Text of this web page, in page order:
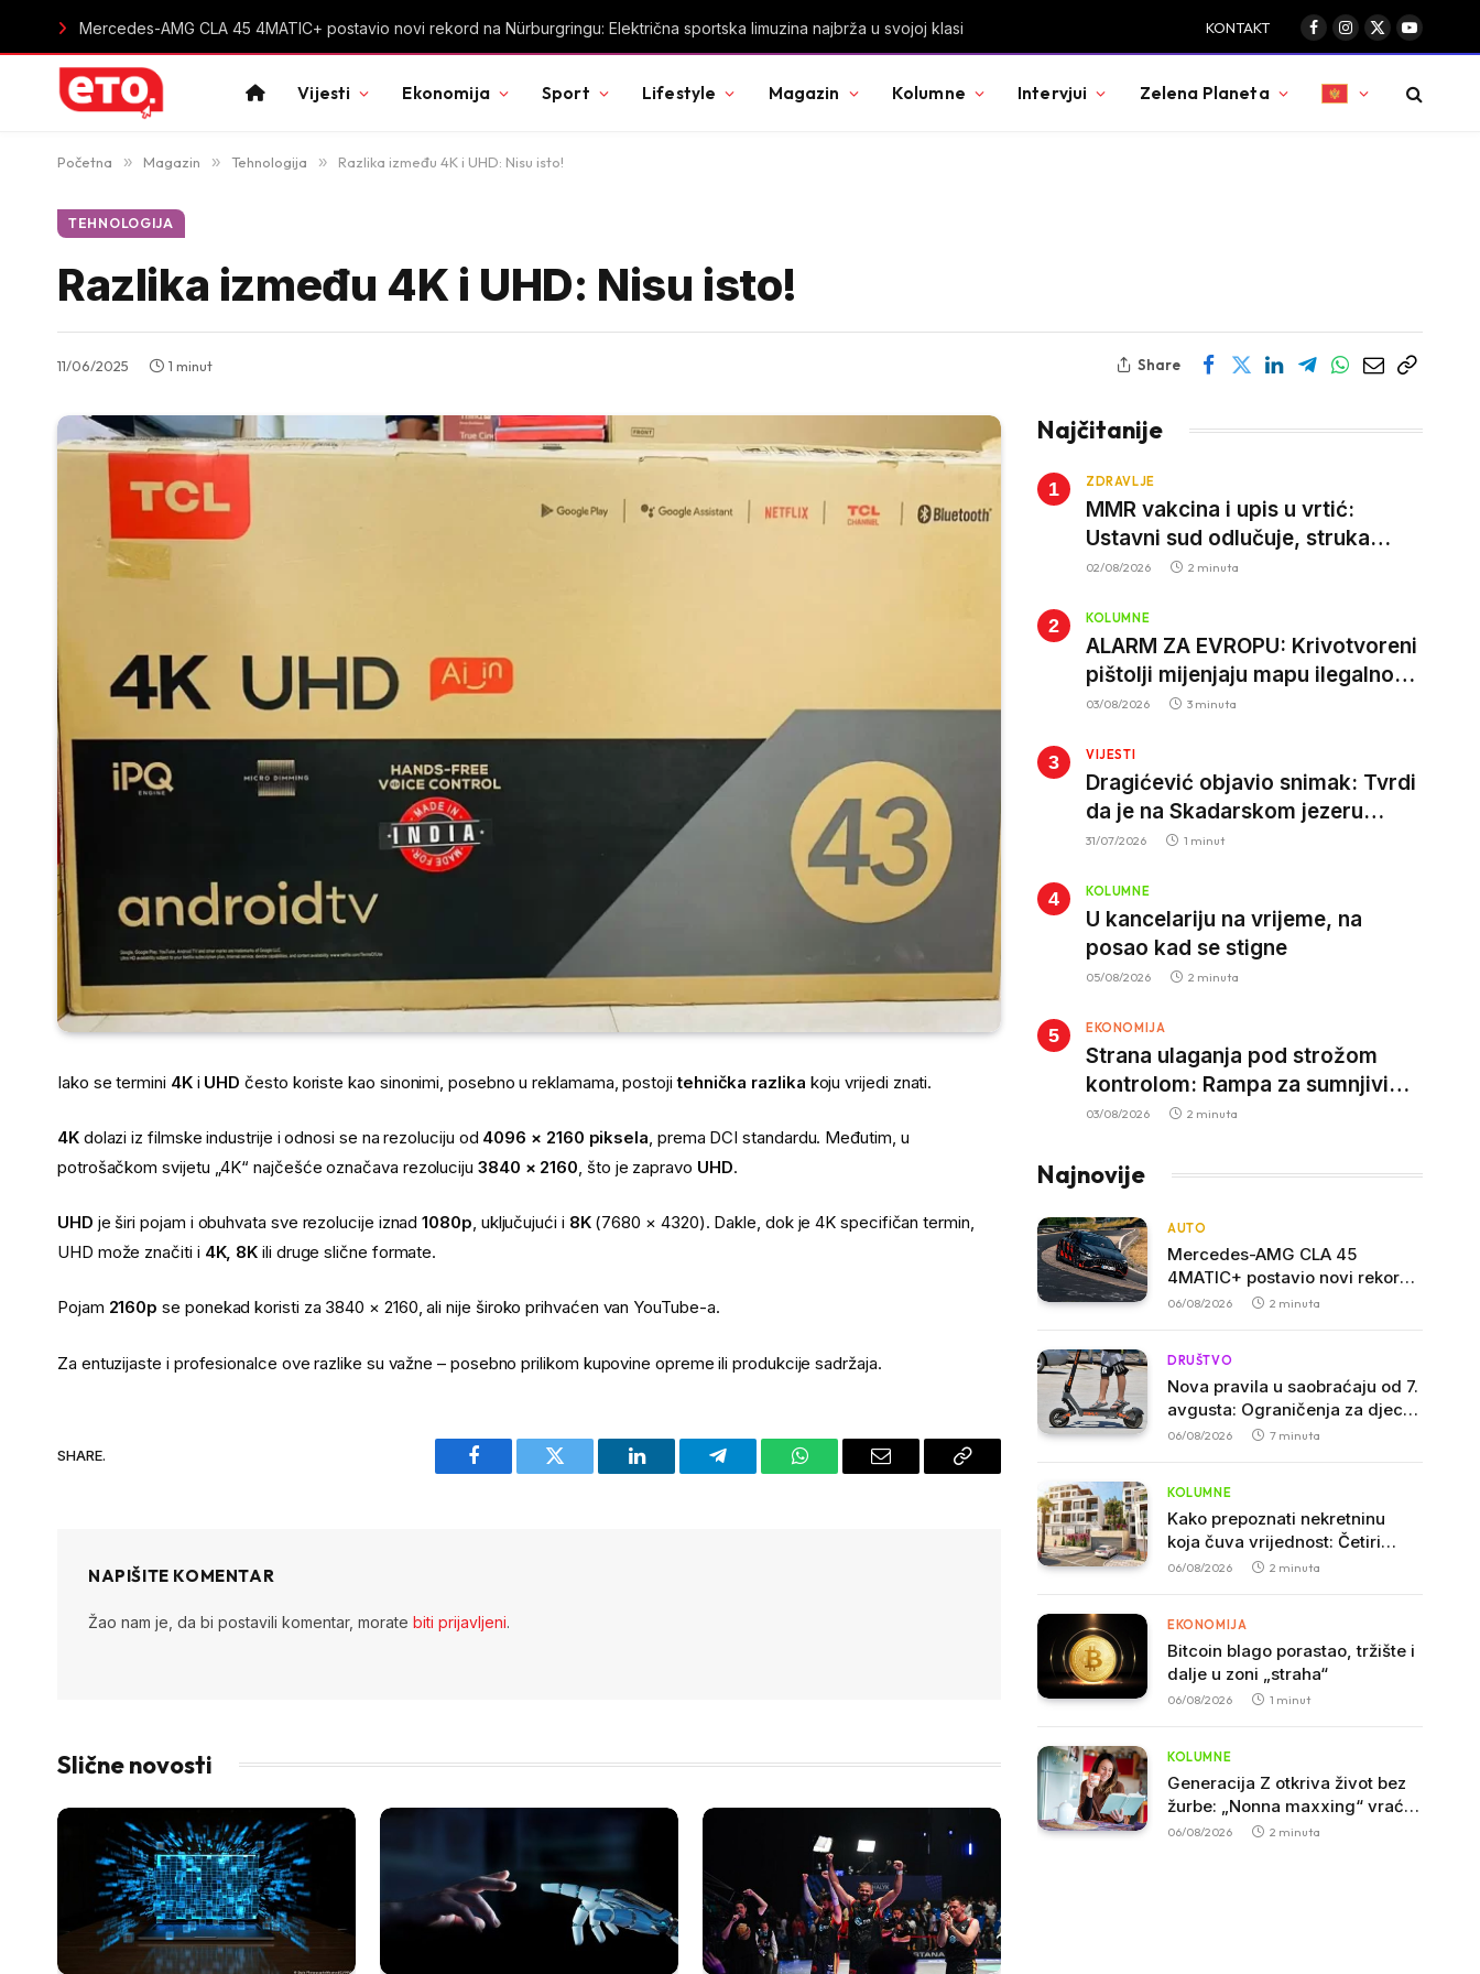
Nova pravila u saobraćaju od 7. avgusta: Ograničenja za djecu na trotinetima i mlade vozače, veće kazne za nepropisan prevoz djece KONTAKT
Facebook
Instagram
X
(Twitter)
YouTube
Vijesti Ekonomija Sport Lifestyle Magazin Kolumne Intervjui Zelena Planeta
Početna » Magazin » Tehnologija » Razlika između 4K i UHD: Nisu isto!
TEHNOLOGIJA
Razlika između 4K i UHD: Nisu isto!
11/06/2025 1 minut Share
Iako se termini 4Ki UHD često koriste kao sinonimi, posebno u reklamama, postojitehnička razlika koju vrijedi znati.
4Kdolazi iz filmske industrije i odnosi se na rezoluciju od 4096 × 2160 piksela, prema DCI standardu. Međutim, u
potrošačkom svijetu „4K“ najčešće označava rezoluciju 3840 × 2160, što je zapravo UHD.
UHD je širi pojam i obuhvata sve rezolucije iznad1080p, uključujući i 8K(7680 × 4320). Dakle, dok je 4K specifičan termin,
UHD može značiti i 4K, 8K ili druge slične formate.
Pojam 2160p se ponekad koristi za 3840 × 2160, ali nije široko prihvaćen van YouTube-a.
Za entuzijaste i profesionalce ove razlike su važne – posebno prilikom kupovine opreme ili produkcije sadržaja.
SHARE.
Facebook Twitter LinkedIn Telegram WhatsAppEmail
Copy
NAPIŠITE KOMENTAR
Žao nam je, da bi postavili komentar, morate biti prijavljeni.
Slične novosti
Najčitanije
ZDRAVLJE
MMR vakcina i upis u vrtić:
Ustavni sud odlučuje, struka
poziva roditelje da vjeruju nauci
02/08/2026 2 minuta
KOLUMNE
ALARM ZA EVROPU: Krivotvoreni
pištolji mijenjaju mapu ilegalnog
tržišta, istrage ukazuju na
03/08/2026 3 minuta
VIJESTI
Dragićević objavio snimak: Tvrdi
da je na Skadarskom jezeru
ponovo aktivan krivolov strujom
31/07/2026 1 minut
KOLUMNE
U kancelariju na vrijeme, na
posao kad se stigne
05/08/2026 2 minuta
EKONOMIJA
Strana ulaganja pod strožom
kontrolom: Rampa za sumnjivi
kapital
03/08/2026 2 minuta
Najnovije
AUTO
Mercedes-AMG CLA 45
4MATIC+ postavio novi rekord
na Nürburgringu: Električna
06/08/2026 2 minuta
DRUŠTVO
Nova pravila u saobraćaju od 7.
avgusta: Ograničenja za djecu
na trotinetima i mlade vozače,
06/08/2026 7 minuta
KOLUMNE
Kako prepoznati nekretninu
koja čuva vrijednost: Četiri
pokazatelja koja stručnjaci
06/08/2026 2 minuta
EKONOMIJA
Bitcoin blago porastao, tržište i
dalje u zoni „straha“
06/08/2026 1 minut
KOLUMNE
Generacija Z otkriva život bez
žurbe: „Nonna maxxing“ vraća
navike naših baka
06/08/2026 2 minuta